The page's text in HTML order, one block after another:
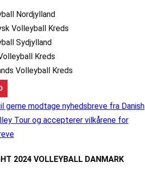
Nordjylland
Volleyball Kreds
Sydjylland
Kreds
Volleyball Kreds
gerne modtage nyhedsbreve fra Danish
Tour og accepterer vilkårene for
2024 VOLLEYBALL DANMARK